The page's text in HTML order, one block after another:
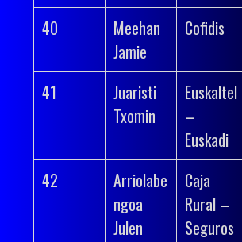
40
Meehan
Jamie
Cofidis
41
Juaristi
Txomin
Euskaltel
–
Euskadi
42
Arriolabe
ngoa
Julen
Caja
Rural –
Seguros